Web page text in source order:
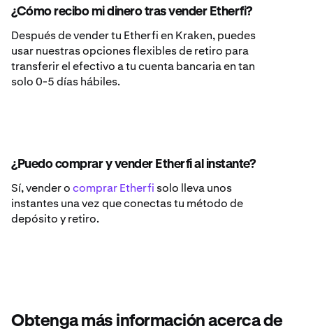
¿Cómo recibo mi dinero tras vender Etherfi?
Después de vender tu Etherfi en Kraken, puedes
usar nuestras opciones flexibles de retiro para
transferir el efectivo a tu cuenta bancaria en tan
solo 0-5 días hábiles.
¿Puedo comprar y vender Etherfi al instante?
Sí, vender ocomprar Etherfi solo lleva unos
instantes una vez que conectas tu método de
depósito y retiro.
Obtenga más información acerca de